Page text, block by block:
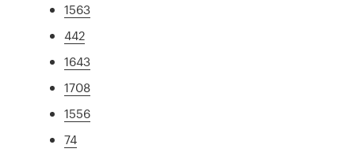
1563
442
1643
1708
1556
74